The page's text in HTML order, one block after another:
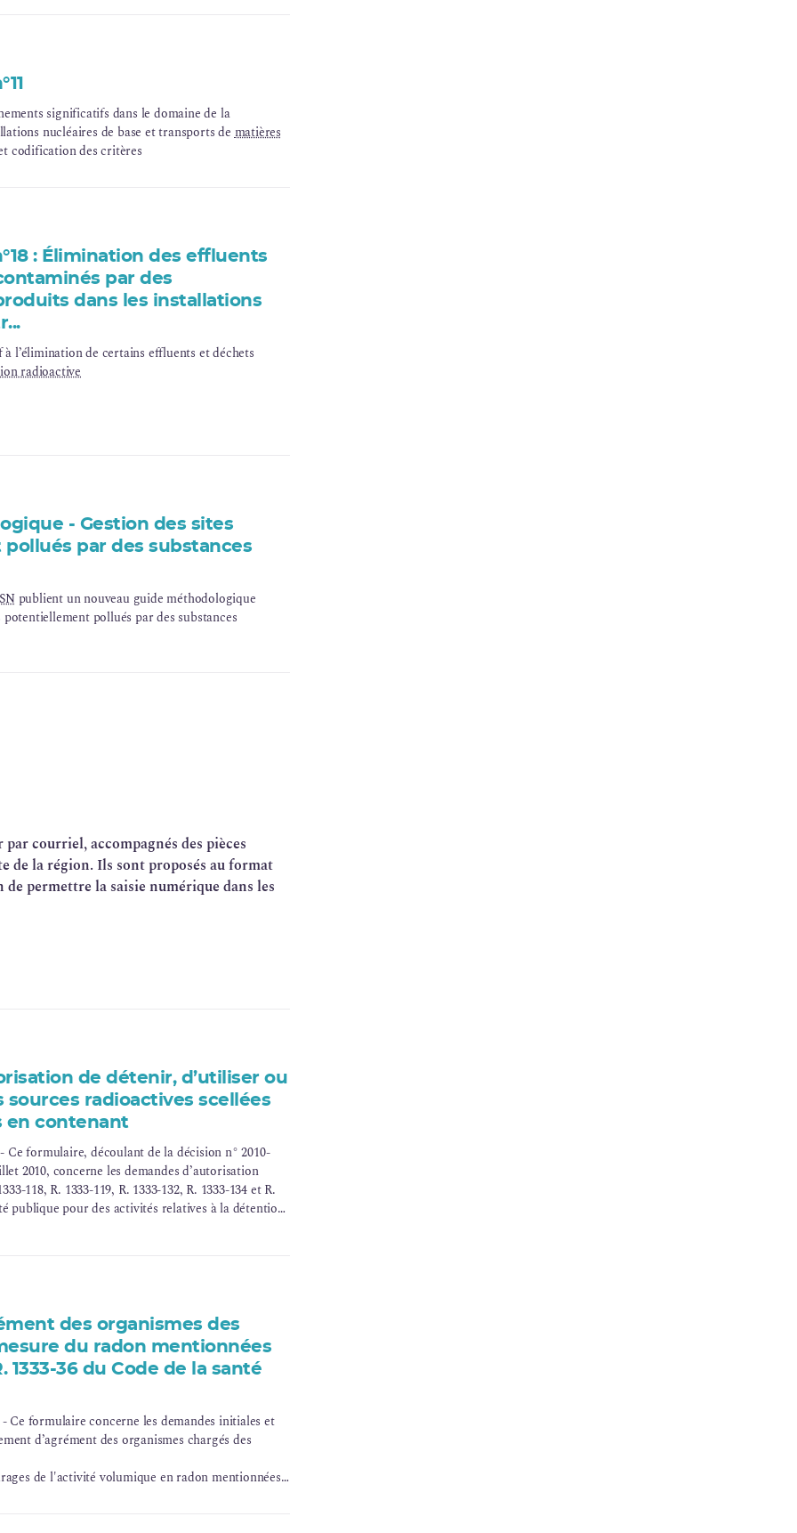
significatifs dans le domaine de la
nucléaires de base et transports de matières
codification des critères
: Élimination des effluents
par des
dans les installations
à l’élimination de certains effluents et déchets
radioactive
- Gestion des sites
par des substances
publient un nouveau guide méthodologique
pollués par des substances
courriel, accompagnés des pièces
de la région. Ils sont proposés au format
permettre la saisie numérique dans les
de détenir, d’utiliser ou
radioactives scellées
en contenant
formulaire, découlant de la décision n° 2010-
2010, concerne les demandes d’autorisation
118, R. 1333-119, R. 1333-132, R. 1333-134 et R.
publique pour des activités relatives à la détention
des organismes des
du radon mentionnées
1333-36 du Code de la santé
formulaire concerne les demandes initiales et
d’agrément des organismes chargés des
de l'activité volumique en radon mentionnées